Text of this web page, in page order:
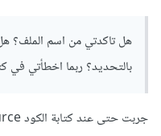
هل تاكدتي من اسم الملف؟
بالتحديد؟ ربما اخطأتي في
جربت حتى عند كتابة الكود source يظهر الخطأ